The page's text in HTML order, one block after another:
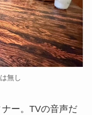
無し
ー。TVの音声だ